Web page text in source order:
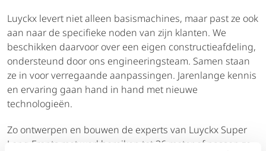
Luyckx levert niet alleen basismachines, maar past ze ook
aan naar de specifieke noden van zijn klanten. We
beschikken daarvoor over een eigen constructieafdeling,
ondersteund door ons engineeringsteam. Samen staan
ze in voor verregaande aanpassingen. Jarenlange kennis
en ervaring gaan hand in hand met nieuwe
technologieën.
Zo ontwerpen en bouwen de experts van Luyckx Super
Long Fronts met werkbereiken tot 36 meter of passen ze